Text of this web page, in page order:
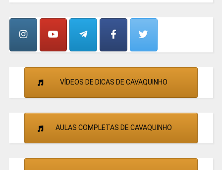
CANTORES
VÍDEOS DE DICAS DE CAVAQUINHO
AULAS COMPLETAS DE CAVAQUINHO